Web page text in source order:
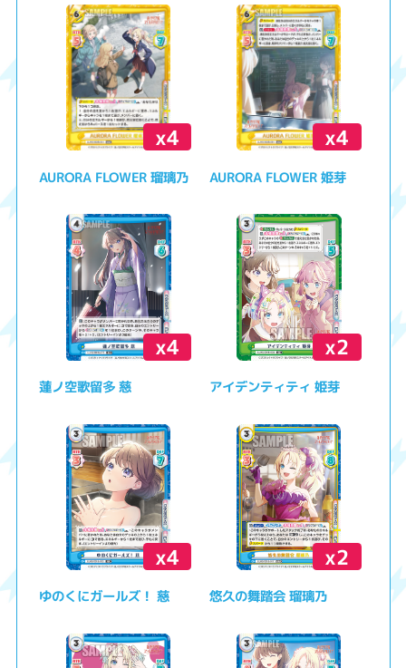
x4
AURORA FLOWER 瑠璃乃
x4
AURORA FLOWER 姫芽
x4
蓮ノ空歌留多 慈
x2
アイデンティティ 姫芽
x4
ゆのくにガールズ！ 慈
x2
悠久の舞踏会 瑠璃乃